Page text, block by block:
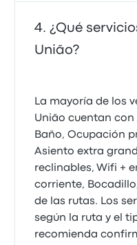
¿Qué
União?
La mayoría de los
União cuentan
Baño, Ocupación
Asiento extra
reclinables, Wifi +
corriente,
de las rutas. Los
según la ruta y el
recomienda